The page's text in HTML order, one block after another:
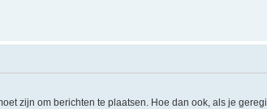
zijn om berichten te plaatsen. Hoe dan ook, als je